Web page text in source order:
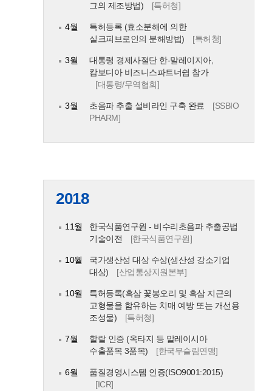
그의 제조방법)
[특허청]
4월
특허등록 (효소분해에 의한
실크피브로인의 분해방법)
[특허청]
3월
대통령 경제사절단 한-말레이지아,
캄보디아 비즈니스파트너쉽 참가
[대통령/무역협회]
3월 초음파 추출 설비라인 구축 완료
[SSBIO
PHARM]
2018
11월
한국식품연구원 - 비수리초음파 추출공법
기술이전
[한국식품연구원]
10월
국가생산성 대상 수상(생산성 강소기업
대상)
[산업통상지원본부]
10월
특허등록(흑삼 꽃봉오리 및 흑삼 지근의
고형물을 함유하는 치매 예방 또는 개선용
조성물)
[특허청]
7월
할랄 인증 (옥타지 등 말레이시아
수출품목 3품목)
[한국무슬림연맹]
6월
품질경영시스템 인증(ISO9001:2015)
[ICR]